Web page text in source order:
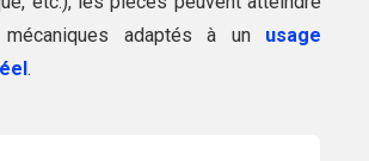
adaptés à un usage
.